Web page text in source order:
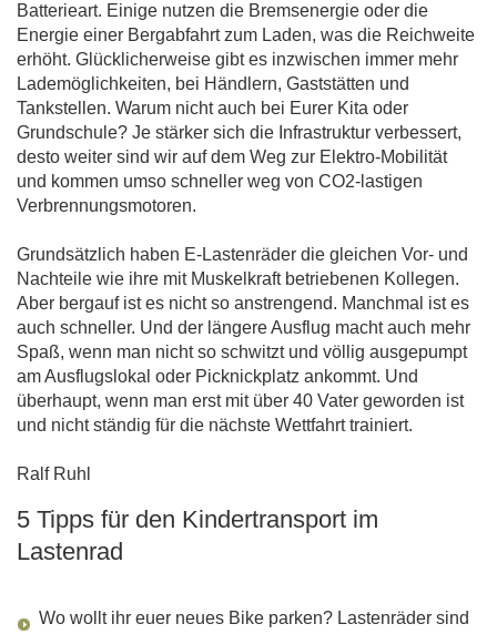
Batterieart. Einige nutzen die Bremsenergie oder die
Energie einer Bergabfahrt zum Laden, was die Reichweite
erhöht. Glücklicherweise gibt es inzwischen immer mehr
Lademöglichkeiten, bei Händlern, Gaststätten und
Tankstellen. Warum nicht auch bei Eurer Kita oder
Grundschule? Je stärker sich die Infrastruktur verbessert,
desto weiter sind wir auf dem Weg zur Elektro-Mobilität
und kommen umso schneller weg von CO2-lastigen
Verbrennungsmotoren.
Grundsätzlich haben E-Lastenräder die gleichen Vor- und
Nachteile wie ihre mit Muskelkraft betriebenen Kollegen.
Aber bergauf ist es nicht so anstrengend. Manchmal ist es
auch schneller. Und der längere Ausflug macht auch mehr
Spaß, wenn man nicht so schwitzt und völlig ausgepumpt
am Ausflugslokal oder Picknickplatz ankommt. Und
überhaupt, wenn man erst mit über 40 Vater geworden ist
und nicht ständig für die nächste Wettfahrt trainiert.
Ralf Ruhl
5 Tipps für den Kindertransport im
Lastenrad
Wo wollt ihr euer neues Bike parken? Lastenräder sind